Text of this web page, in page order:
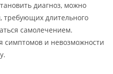
диагноз, можно
требующих длительного
самолечением.
симптомов и невозможности